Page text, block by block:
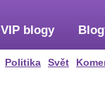
Politika Svět
VIP blogy